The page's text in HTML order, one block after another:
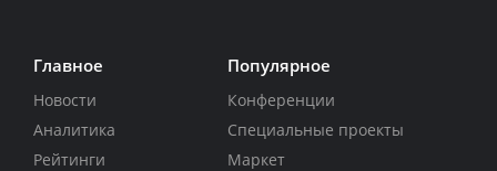
Главное
Новости
Аналитика
Рейтинги
Популярное
Конференции
Специальные проекты
Маркет